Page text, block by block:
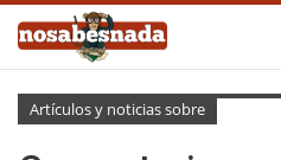
Artículos y noticias sobre